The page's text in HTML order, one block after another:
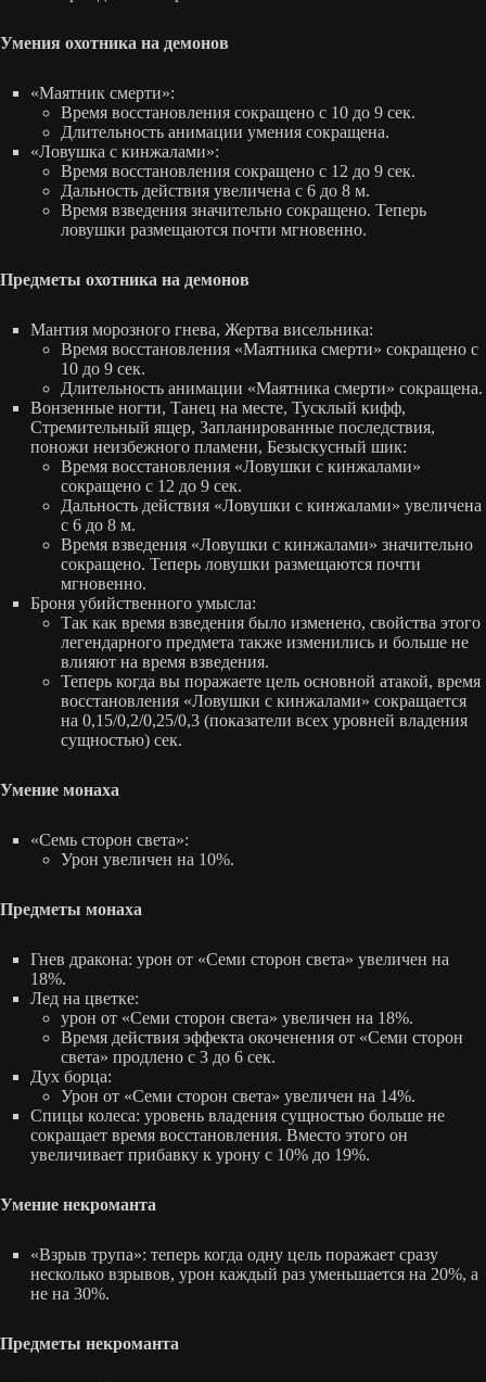
Умения охотника на демонов
«Маятник смерти»:
Время восстановления сокращено с 10 до 9 сек.
Длительность анимации умения сокращена.
«Ловушка с кинжалами»:
Время восстановления сокращено с 12 до 9 сек.
Дальность действия увеличена с 6 до 8 м.
Время взведения значительно сокращено. Теперь
ловушки размещаются почти мгновенно.
Предметы охотника на демонов
Мантия морозного гнева, Жертва висельника:
Время восстановления «Маятника смерти» сокращено с
10 до 9 сек.
Длительность анимации «Маятника смерти» сокращена.
Вонзенные ногти, Танец на месте, Тусклый кифф,
Стремительный ящер, Запланированные последствия,
поножи неизбежного пламени, Безыскусный шик:
Время восстановления «Ловушки с кинжалами»
сокращено с 12 до 9 сек.
Дальность действия «Ловушки с кинжалами» увеличена
с 6 до 8 м.
Время взведения «Ловушки с кинжалами» значительно
сокращено. Теперь ловушки размещаются почти
мгновенно.
Броня убийственного умысла:
Так как время взведения было изменено, свойства этого
легендарного предмета также изменились и больше не
влияют на время взведения.
Теперь когда вы поражаете цель основной атакой, время
восстановления «Ловушки с кинжалами» сокращается
на 0,15/0,2/0,25/0,3 (показатели всех уровней владения
сущностью) сек.
Умение монаха
«Семь сторон света»:
Урон увеличен на 10%.
Предметы монаха
Гнев дракона: урон от «Семи сторон света» увеличен на
18%.
Лед на цветке:
урон от «Семи сторон света» увеличен на 18%.
Время действия эффекта окоченения от «Семи сторон
света» продлено с 3 до 6 сек.
Дух борца:
Урон от «Семи сторон света» увеличен на 14%.
Спицы колеса: уровень владения сущностью больше не
сокращает время восстановления. Вместо этого он
увеличивает прибавку к урону с 10% до 19%.
Умение некроманта
«Взрыв трупа»: теперь когда одну цель поражает сразу
несколько взрывов, урон каждый раз уменьшается на 20%, а
не на 30%.
Предметы некроманта